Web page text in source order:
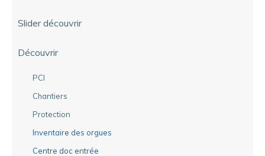
Slider découvrir
Découvrir
PCI
Chantiers
Protection
Inventaire des orgues
Centre doc entrée